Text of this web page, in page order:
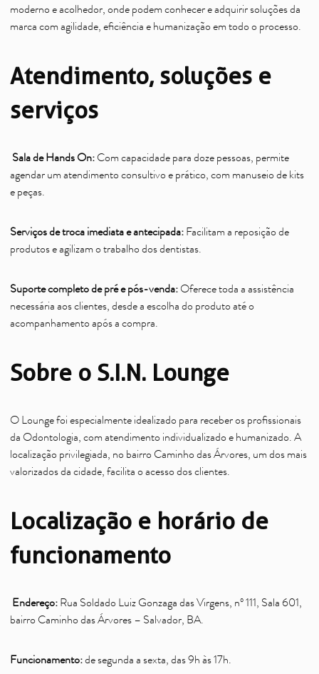
moderno e acolhedor, onde podem conhecer e adquirir soluções da
marca com agilidade, eficiência e humanização em todo o processo.
Atendimento, soluções e
serviços
Sala de Hands On: Com capacidade para doze pessoas, permite
agendar um atendimento consultivo e prático, com manuseio de kits
e peças.
Serviços de troca imediata e antecipada: Facilitam a reposição de
produtos e agilizam o trabalho dos dentistas.
Suporte completo de pré e pós-venda: Oferece toda a assistência
necessária aos clientes, desde a escolha do produto até o
acompanhamento após a compra.
Sobre o S.I.N. Lounge
O Lounge foi especialmente idealizado para receber os profissionais
da Odontologia, com atendimento individualizado e humanizado. A
localização privilegiada, no bairro Caminho das Árvores, um dos mais
valorizados da cidade, facilita o acesso dos clientes.
Localização e horário de
funcionamento
Endereço: Rua Soldado Luiz Gonzaga das Virgens, nº 111, Sala 601,
bairro Caminho das Árvores – Salvador, BA.
Funcionamento:de segunda a sexta, das 9h às 17h.